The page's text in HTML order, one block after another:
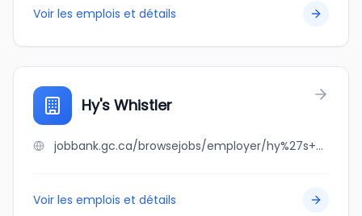
Voir les emplois et détails
Hy's Whistler
jobbank.gc.ca/browsejobs/employer/hy%27s+whistler/ca
Voir les emplois et détails